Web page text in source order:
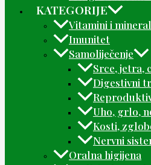
KATEGORIJE
Vitamini i
Imunitet
Samoliječenje
Srce, jetra,
Digestivni
Uho, grlo,
Kosti,
Nervni
Oralna higijena